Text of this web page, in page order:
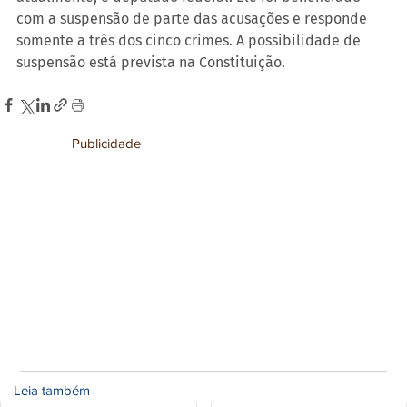
com a suspensão de parte das acusações e responde
somente a três dos cinco crimes. A possibilidade de
suspensão está prevista na Constituição.
Publicidade
Leia também